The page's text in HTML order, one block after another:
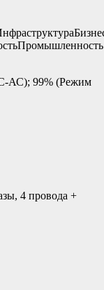
АС); 99% (Режим
4 провода +